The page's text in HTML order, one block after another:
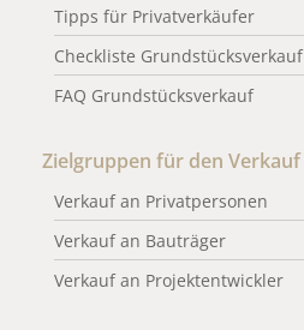
Tipps für Privatverkäufer
Checkliste Grundstücksverkauf
FAQ Grundstücksverkauf
Zielgruppen für den Verkauf
Verkauf an Privatpersonen
Verkauf an Bauträger
Verkauf an Projektentwickler